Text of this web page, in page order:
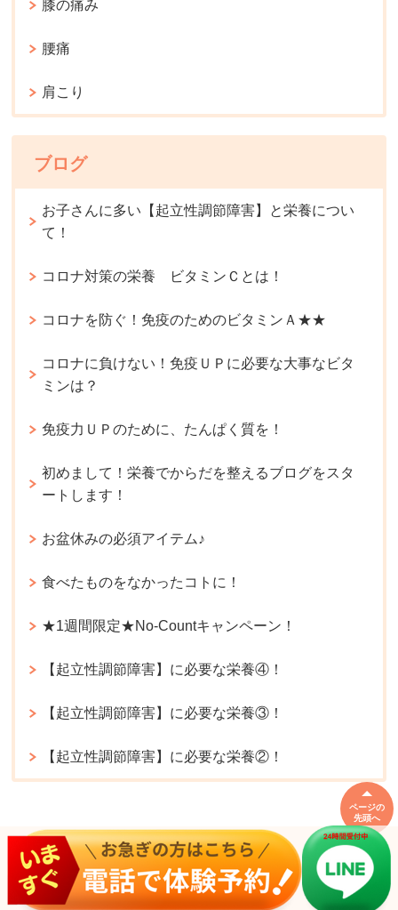
膝の痛み
腰痛
肩こり
ブログ
お子さんに多い【起立性調節障害】と栄養につい
て！
コロナ対策の栄養 ビタミンＣとは！
コロナを防ぐ！免疫のためのビタミンＡ★★
コロナに負けない！免疫ＵＰに必要な大事なビタ
ミンは？
免疫力ＵＰのために、たんぱく質を！
初めまして！栄養でからだを整えるブログをスタ
ートします！
お盆休みの必須アイテム♪
食べたものをなかったコトに！
★1週間限定★No-Countキャンペーン！
【起立性調節障害】に必要な栄養④！
【起立性調節障害】に必要な栄養③！
【起立性調節障害】に必要な栄養②！
ページの
先頭へ